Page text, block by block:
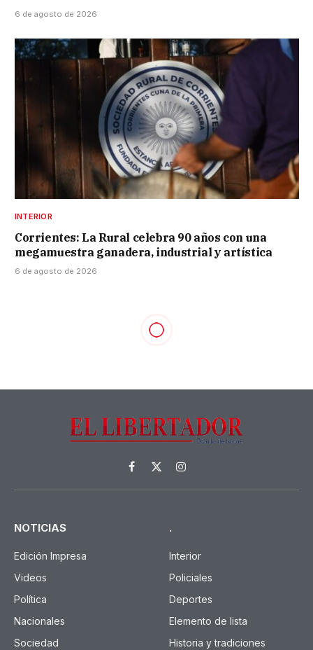
6 de agosto de 2026
INTERIOR
Corrientes: La Rural celebra 90 años con una
megamuestra ganadera, industrial y artística
6 de agosto de 2026
Facebook
X
(Twitter)
Instagram
NOTICIAS
Edición Impresa
Videos
Política
Nacionales
Sociedad
.
Interior
Policiales
Deportes
Elemento de lista
Historia y tradiciones